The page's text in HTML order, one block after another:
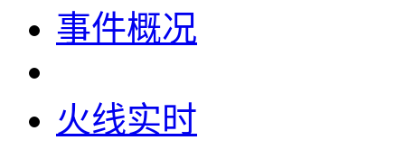
事件概况
火线实时